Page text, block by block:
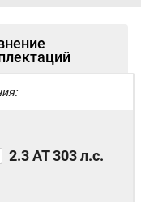
2.3 AT 303 л.с.